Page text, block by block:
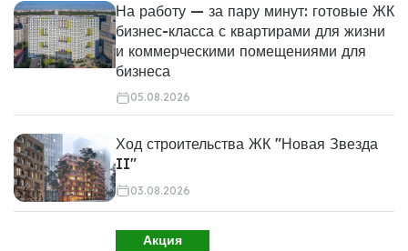
На работу — за пару минут: готовые ЖК
бизнес-класса с квартирами для жизни
и коммерческими помещениями для
бизнеса
05.08.2026
Ход строительства ЖК "Новая Звезда
II"
03.08.2026
Акция